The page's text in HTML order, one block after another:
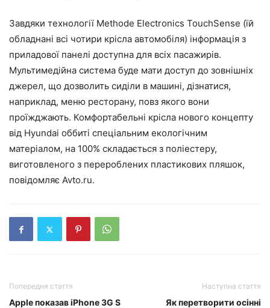
Завдяки технології Methode Electronics TouchSense (їй
обладнані всі чотири крісла автомобіля) інформація з
приладової панелі доступна для всіх пасажирів.
Мультимедійна система буде мати доступ до зовнішніх
джерел, що дозволить сиділи в машині, дізнатися,
наприклад, меню ресторану, повз якого вони
проїжджають. Комфортабельні крісла нового концепту
від Hyundai оббиті спеціальним екологічним
матеріалом, на 100% складається з поліестеру,
виготовленого з перероблених пластикових пляшок,
повідомляє Avto.ru.
Попередня стаття
Apple показав iPhone 3G S
Наступна стаття
Як перетворити осінні